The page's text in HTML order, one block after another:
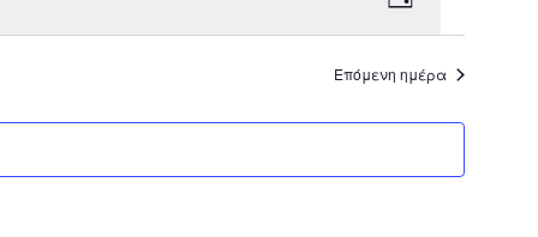
Views
Navigation
Επόμενη ημέρα